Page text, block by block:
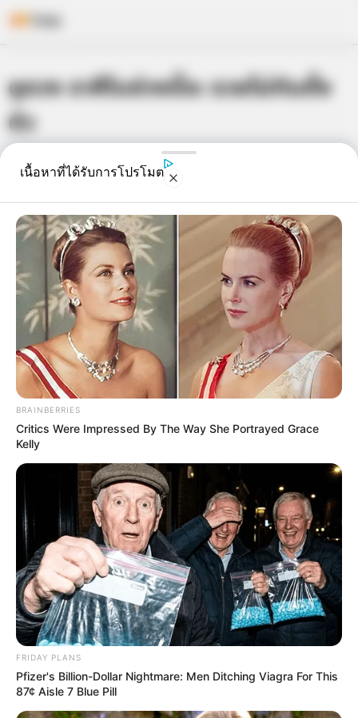
to
content
ดูดวง ราศีในช่วงนี้จะ รวยไม่ทันตั้ง
ตัว
เจ้าหมอดู 25 ก.พ. 2014
แชร์
ดูดวงราศีใดในช่วงนี้จะรวยไม่ทันตั้งตัวซึ่งในบรรดา
ทั้งหมด 12 ราศีนั้น จะเป็นราศีของคุณหรือเปล่า ทาง
Horoscope.Mthai.comได้นำข้อมูลมาฝากกันแล้วครับ
ราศีในช่วงนี้จะ รวยไม่ทันตั้งตัว
ราศีธนู (16 ธ.ค. – 15 ม.ค.) ในช่วงนี้จะ รวยไม่ทันตั้งตัว
เนื้อหาที่ได้รับการโปรโมต
BRAINBERRIES
Critics Were Impressed By The Way She Portrayed Grace
Kelly
FRIDAY PLANS
Pfizer's Billion-Dollar Nightmare: Men Ditching Viagra For This
87¢ Aisle 7 Blue Pill